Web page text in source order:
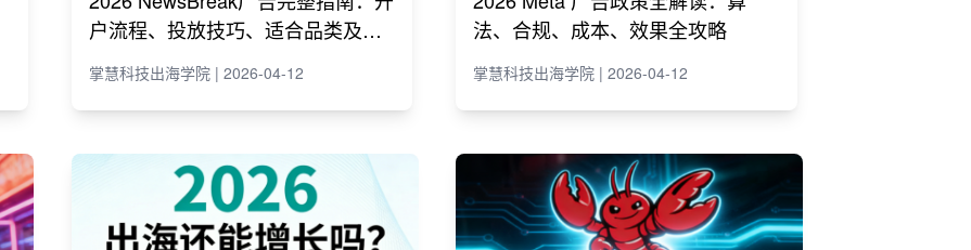
户流程、投放技巧、适合品类及代
掌慧科技出海学院 | 2026-04-12
法、合规、成本、效果全攻略
掌慧科技出海学院 | 2026-04-12